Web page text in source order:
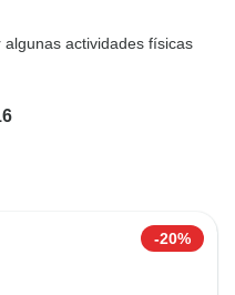
actividades físicas
-20%